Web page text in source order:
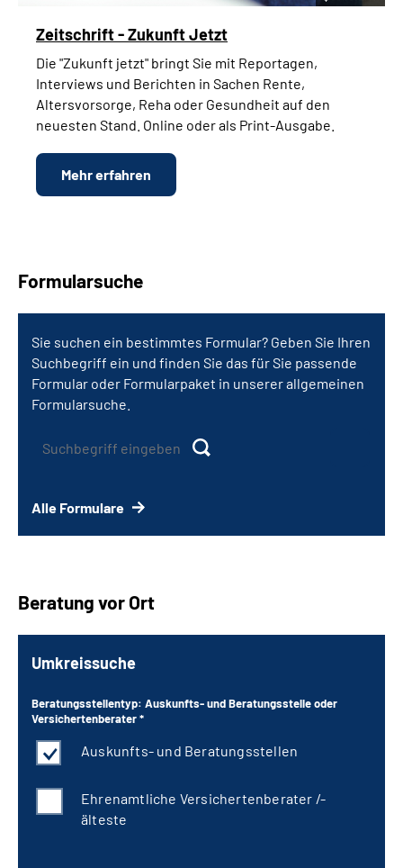
Zeitschrift - Zukunft Jetzt
Die "Zukunft jetzt" bringt Sie mit Reportagen,
Interviews und Berichten in Sachen Rente,
Altersvorsorge, Reha oder Gesundheit auf den
neuesten Stand. Online oder als Print-Ausgabe.
Mehr erfahren
Formularsuche
Sie suchen ein bestimmtes Formular? Geben Sie Ihren
Suchbegriff ein und finden Sie das für Sie passende
Formular oder Formularpaket in unserer allgemeinen
Formularsuche.
Alle Formulare
Beratung vor Ort
Umkreissuche
Beratungsstellentyp: Auskunfts- und Beratungsstelle oder
Versichertenberater *
Auskunfts- und Beratungsstellen
Ehrenamtliche Versichertenberater /-
älteste